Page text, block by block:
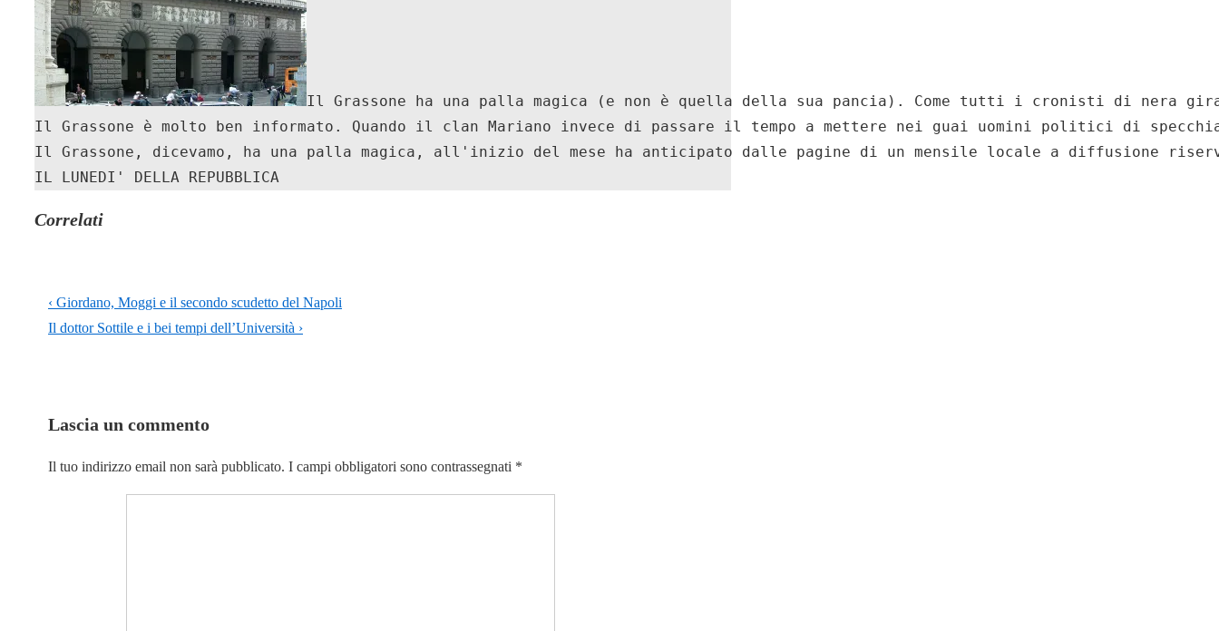
Il Grassone ha una palla magica (e non è quella della sua pancia). Come tutti i cronisti di nera
Il Grassone è molto ben informato. Quando il clan Mariano invece di passare il tempo a mettere nei guai uomini politici di
Il Grassone, dicevamo, ha una palla magica, all'inizio del mese ha anticipato dalle pagine di un mensile locale a diffusione
IL LUNEDI' DELLA REPUBBLICA
Correlati
Navigazione
articoli
L'articolo
precedente
‹ Giordano, Moggi e il secondo scudetto del Napoli
Il
Il dottor Sottile e i bei tempi dell’Università ›
Lascia un commento
Il tuo indirizzo email non sarà pubblicato. I campi obbligatori sono contrassegnati *